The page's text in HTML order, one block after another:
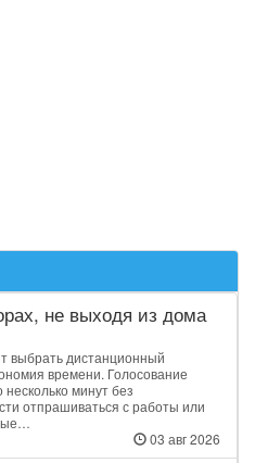
не выходя из дома
выбрать дистанционный
времени. Голосование
несколько минут без
отпрашиваться с работы или
03 авг 2026